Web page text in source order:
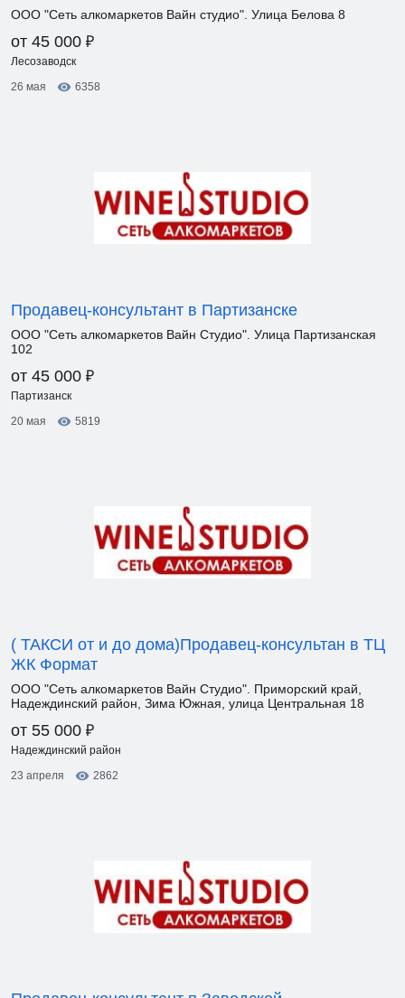
ООО "Сеть алкомаркетов Вайн студио". Улица Белова 8
от 45 000 ₽
Лесозаводск
26 мая
6358
Продавец-консультант в Партизанске
ООО "Сеть алкомаркетов Вайн Студио". Улица Партизанская
102
от 45 000 ₽
Партизанск
20 мая
5819
( ТАКСИ от и до дома)Продавец-консультан в ТЦ
ЖК Формат
ООО "Сеть алкомаркетов Вайн Студио". Приморский край,
Надеждинский район, Зима Южная, улица Центральная 18
от 55 000 ₽
Надеждинский район
23 апреля
2862